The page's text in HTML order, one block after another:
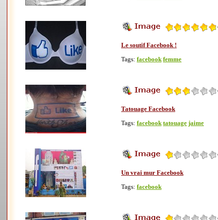
Le soutif Facebook !
Tags: facebook femme
Tatouage Facebook
Tags: facebook tatouage jaime
Un vrai mur Facebook
Tags: facebook